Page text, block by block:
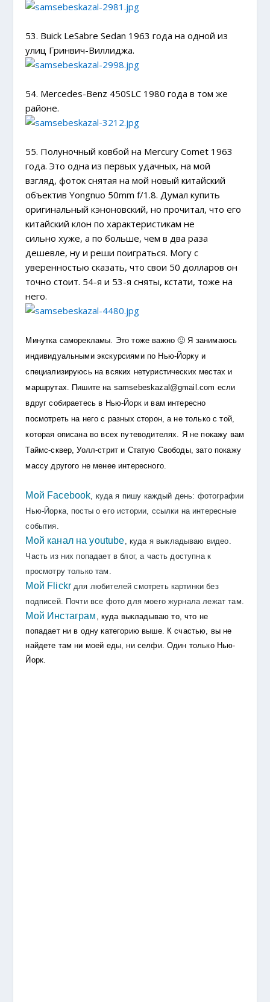
53. Buick LeSabre Sedan 1963 года на одной из
улиц Гринвич-Виллиджа.
54. Mercedes-Benz 450SLC 1980 года в том же
районе.
55. Полуночный ковбой на Mercury Comet 1963
года. Это одна из первых удачных, на мой
взгляд, фоток снятая на мой новый китайский
объектив Yongnuo 50mm f/1.8. Думал купить
оригинальный кэноновский, но прочитал, что его
китайский клон по характеристикам не
сильно хуже, а по больше, чем в два раза
дешевле, ну и реши поиграться. Могу с
уверенностью сказать, что свои 50 долларов он
точно стоит. 54-я и 53-я сняты, кстати, тоже на
него.
Минутка саморекламы. Это тоже важно 🙂 Я занимаюсь
индивидуальными экскурсиями по Нью-Йорку и
специализируюсь на всяких нетуристических местах и
маршрутах. Пишите на samsebeskazal@gmail.com если
вдруг собираетесь в Нью-Йорк и вам интересно
посмотреть на него с разных сторон, а не только с той,
которая описана во всех путеводителях. Я не покажу вам
Таймс-сквер, Уолл-стрит и Статую Свободы, зато покажу
массу другого не менее интересного.
Мой Facebook , куда я пишу каждый день: фотографии
Нью-Йорка, посты о его истории, ссылки на интересные
события.
Мой канал на youtube , куда я выкладываю видео.
Часть из них попадает в блог, а часть доступна к
просмотру только там.
Мой Flickr для любителей смотреть картинки без
подписей. Почти все фото для моего журнала лежат там.
Мой Инстаграм , куда выкладываю то, что не
попадает ни в одну категорию выше. К счастью, вы не
найдете там ни моей еды, ни селфи. Один только Нью-
Йорк.